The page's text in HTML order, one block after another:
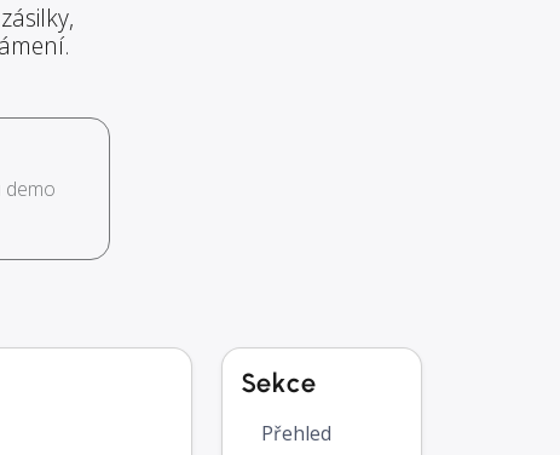
demo
Sekce
Přehled